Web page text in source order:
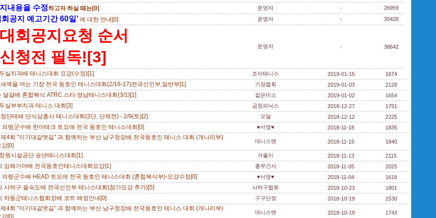
내용을 수정하고자 하실 때는[0] 운영자 - 26959
공지 예고기간 60일' 에 대한 안내[0] 운영자 - 30428
회공지요청 순서
청전 필독![3]
운영자 - 38642
실치과배 테니스대회 요강(수정)[1] 조이테니스 2019-01-15 1674
벽을 여는 기장 전국 동호인 테니스대회(2/16-17)전국신인부,일반부[1] 기장협회 2019-01-03 2128
달걀배 혼합복식 ATRC.스타 영남테니스대회(3/1)[1] 젊은미소 2019-01-02 1654
실부부치과 테니스 대회[3] 금정피닉스 2018-12-27 1751
단테배 단식삼총사 테니스대회(3단, 단체전) - 2/9(토)[2] 오달 2018-12-12 2225
의령군수배 한아테크 토요애 전국 동호인 테니스대회[0] ♥서영♥ 2018-11-18 1835
4회 "이기대갈맷길" 과 함께하는 부산 남구청장배 전국동호인 테니스 대회 (개나리부)
[0]
데니스맨 2018-11-15 1840
원시설공단 송년테니스대회[1] 겨울이 2018-11-13 2115
김해가야배 전국동호인테니스대회요강[1] 총무간사 2018-11-05 2025
의령군수배 HEAD 토요애 전국 동호인 테니스대회 (혼합복식부)-요강수정[0] ♥서영♥ 2018-11-04 1618
사하구 을숙도배 전국신인부 테니스대회(참가요강 추가)[5] 사하구협회 2018-10-23 1801
하동군테니스협회장배 코트 배정안내[0] 구구단장 2018-10-19 1530
4회 "이기대갈맷길" 과 함께하는 부산 남구청장배 전국동호인 테니스 대회 (개나리부)
[0]
데니스맨 2018-10-19 1743